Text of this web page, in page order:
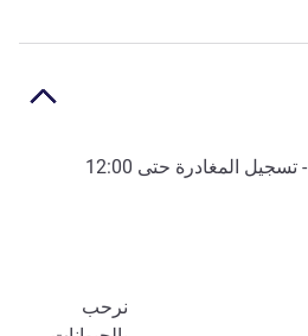
- تسجيل المغادرة حتى 12:00
نرحب